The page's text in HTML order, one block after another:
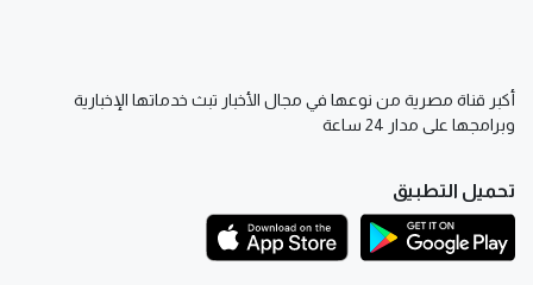
أكبر قناة مصرية من نوعها في مجال الأخبار تبث خدماتها الإخبارية
وبرامجها على مدار 24 ساعة
تحميل التطبيق